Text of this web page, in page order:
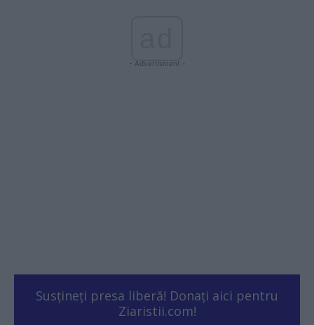
- Advertisment -
Susțineți presa liberă! Donați aici pentru
Ziaristii.com!